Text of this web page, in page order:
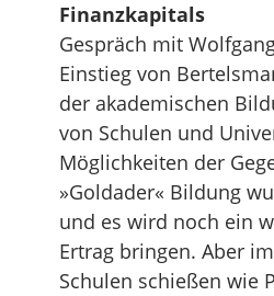
Finanzkapitals
Gespräch mit
Einstieg von
der akademischen
von Schulen und
Möglichkeiten der
»Goldader« Bildung
und es wird noch ein
Ertrag bringen. Aber
Schulen schießen wie